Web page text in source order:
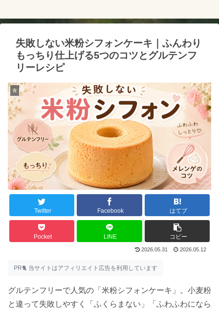
失敗しない米粉シフォンケーキ｜ふんわり
もっちり仕上げる5つのコツとグルテンフ
リーレシピ
食
Twitter Facebook はてブ
Pocket LINE コピー
2026.05.31 2026.05.12
PR🐈 当サイトはアフィリエイト広告を利用しています
グルテンフリーで人気の「米粉シフォンケーキ」。小麦粉
と違って失敗しやすく「ふくらまない」「ふわふわになら